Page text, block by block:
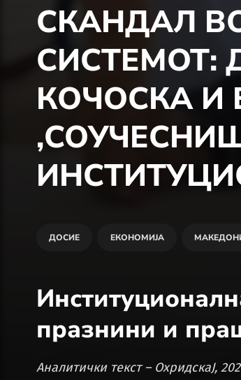
СКАНДАЛ
СИСТЕМОТ:
КОЧОСКА И
ДОСИЕ ЕКОНОМИЈА
празнини и
Аналитички текст – ОхридскаЈ,